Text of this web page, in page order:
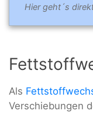
Hier geht´s
Als
Verschiebungen